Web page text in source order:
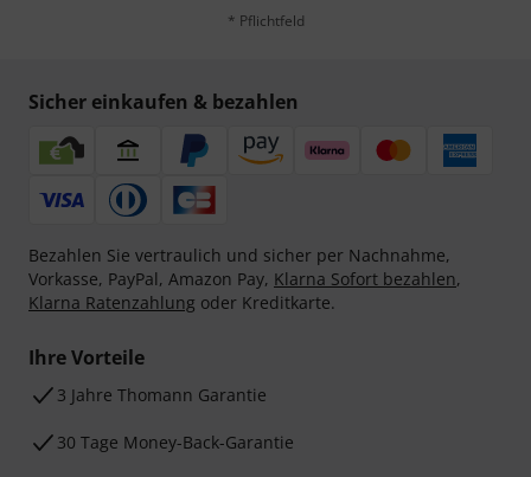
* Pflichtfeld
Sicher einkaufen & bezahlen
Bezahlen Sie vertraulich und sicher per Nachnahme,
Vorkasse, PayPal, Amazon Pay, Klarna Sofort bezahlen,
Klarna Ratenzahlung oder Kreditkarte.
Ihre Vorteile
3 Jahre Thomann Garantie
30 Tage Money-Back-Garantie